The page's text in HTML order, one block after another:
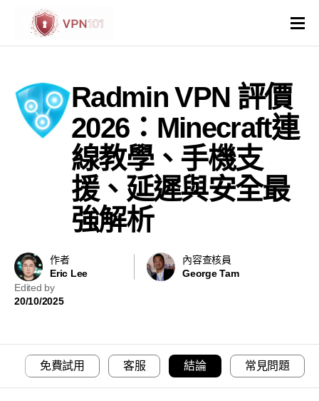
VPN比較
VPN操作系統和裝置
其他
虛擬主機
Radmin VPN 評價
2026：Minecraft連
線教學、手機支
援、延遲與安全最
強解析
作者
Eric Lee
內容查核員
George Tam
Edited by
20/10/2025
免費試用 客服 結論 常見問題